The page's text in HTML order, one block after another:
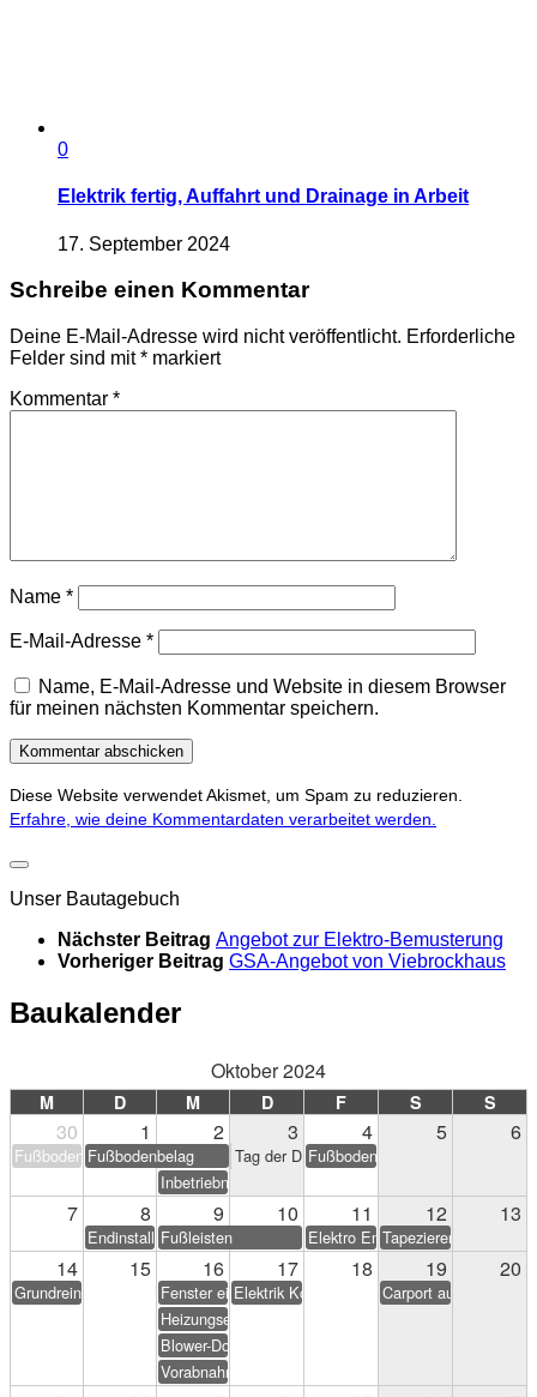
0
Elektrik fertig, Auffahrt und Drainage in Arbeit
17. September 2024
Schreibe einen Kommentar
Deine E-Mail-Adresse wird nicht veröffentlicht. Erforderliche
Felder sind mit* markiert
Kommentar *
Name *
E-Mail-Adresse *
Name, E-Mail-Adresse und Website in diesem Browser
für meinen nächsten Kommentar speichern.
Diese Website verwendet Akismet, um Spam zu reduzieren.
Erfahre, wie deine Kommentardaten verarbeitet werden.
Unser Bautagebuch
Nächster Beitrag Angebot zur Elektro-Bemusterung
Vorheriger Beitrag GSA-Angebot von Viebrockhaus
Baukalender
Oktober 2024
M D M D F S S
30 1 2 3 4 5 6
FußbodenbelagFußbodenbelag Tag der Deutschen Einheit
Fußbodenbelag
Inbetriebnahme PV-Anlage
7 8 9 10 11 12 13
Endinstallation Heizung/Sanitär
Fußleisten Elektro Endarbeiten
Tapezieren &
14 15 16 17 18 19 20
Grundreinigung Fenster einstellenElektrik Korrekturen
Carport aufstellen
Heizungseinweisung
Blower-Door-Test
Vorabnahme